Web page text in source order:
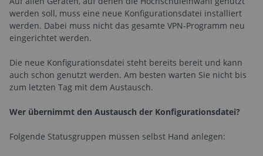
werden soll, muss eine neue Konfigurationsdatei installiert
werden. Dabei muss nicht das gesamte VPN-Programm neu
eingerichtet werden.
Die neue Konfigurationsdatei steht bereits bereit und kann
auch schon genutzt werden. Am besten warten Sie nicht bis
zum letzten Tag mit dem Austausch.
Wer übernimmt den Austausch der Konfigurationsdatei?
Folgende Statusgruppen müssen selbst Hand anlegen: